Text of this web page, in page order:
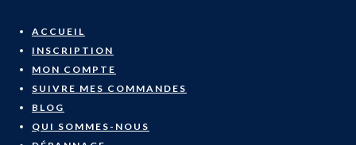
content
ACCUEIL
INSCRIPTION
MON COMPTE
SUIVRE MES COMMANDES
BLOG
QUI SOMMES-NOUS